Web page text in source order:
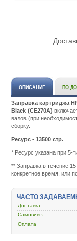
ОПИСАНИЕ ПО
Заправка картриджа
Black (CE270A)
валов (при
сборку.
Ресурс - 13500 стр.
* Ресурс указана при 5-
** Заправка в течение
конкретное время, или
ЧАСТО
Доставка
Самовивіз
Оплата